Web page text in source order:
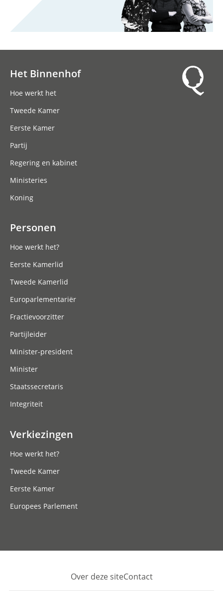
Het Binnenhof
Hoe werkt het
Tweede Kamer
Eerste Kamer
Partij
Regering en kabinet
Ministeries
Koning
Personen
Hoe werkt het?
Eerste Kamerlid
Tweede Kamerlid
Europarlementariër
Fractievoorzitter
Partijleider
Minister-president
Minister
Staatssecretaris
Integriteit
Verkiezingen
Hoe werkt het?
Tweede Kamer
Eerste Kamer
Europees Parlement
Over deze siteContact